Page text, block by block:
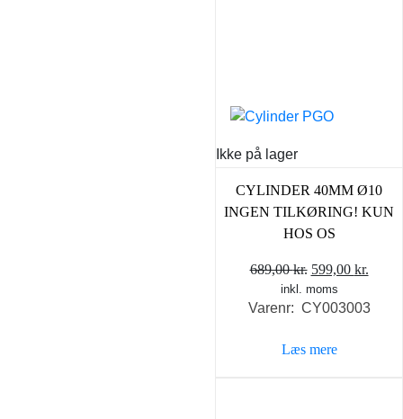
Ikke på lager
CYLINDER 40MM Ø10
INGEN TILKØRING! KUN
HOS OS
689,00kr. Den
oprindelige
pris
689,00 kr..
599,00 kr.
pris
inkl. moms
Varenr: CY003003
Læs mere